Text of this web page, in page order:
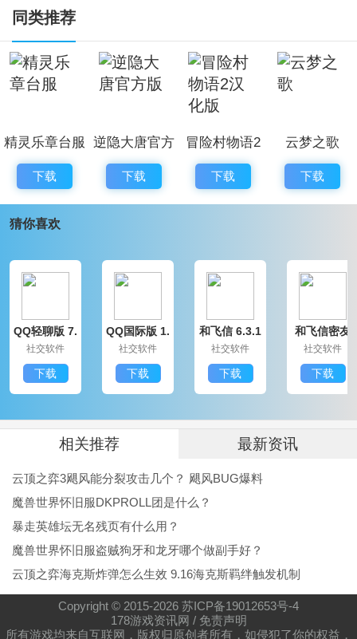
着敌人的行动顺序。
敌人瞄准的是哪位队友，从而让你可以更好地制定战斗
策略。
4、虽然游戏使用了来自于《最终幻想：纷争》的“Brave
攻击模式”和“HP攻击模式”，但是Brave是有限的，因此
你可以享受一场速度适宜的战斗。
1、历代《FF》角色梦幻共演
个世界被邪恶次元扭曲所侵蚀时开始。从初代《FF》到
皆会登场。所有角色都有加入语音，将演出一段充满谜
题的故事。
2、全新进化的指令式战斗
游戏内的指令式战斗系统要视情况使用勇气攻击和HP
攻击两种不同攻击，虽然单纯但却又能打造出深奥战
略。请体验各个角色使用众多特技与连携攻击所打造出
来的爽快战斗。
3、变化无限的角色编辑器
玩家可搭配不同的成员、装备、特技、召唤兽，组合出
超越系列作限制的梦幻队伍。和众多不同个性的《FF》
角色们一起踏上冒险之旅吧!
同类推荐
精灵乐章台服
下载
逆隐大唐官方
版
下载
冒险村物语2
汉化版
下载
云梦之歌
下载
猜你喜欢
QQ轻聊版 7.
9.14314.0
社交软件
下载
QQ国际版 1.
91.1370.0
社交软件
下载
和飞信 6.3.1
200
社交软件
下载
和飞信密友
圈版 6.3.120
社交软件
下载
相关推荐 最新资讯
云顶之弈3飓风能分裂攻击几个？ 飓风BUG爆料
魔兽世界怀旧服DKPROLL团是什么？
暴走英雄坛无名残页有什么用？
魔兽世界怀旧服盗贼狗牙和龙牙哪个做副手好？
云顶之弈海克斯炸弹怎么生效 9.16海克斯羁绊触发机制
Copyright © 2015-2026 苏ICP备19012653号-4
178游戏资讯网 / 免责声明
所有游戏均来自互联网，版权归原创者所有，如侵犯了你的权益，